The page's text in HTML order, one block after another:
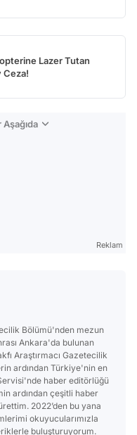
Lazer Tutan
Ceza!
Reklam
Bölümü'nden mezun
Ankara'da bulunan
Araştırmacı Gazetecilik
ardından Türkiye'nin en
haber editörlüğü
ardından çeşitli haber
2022’den bu yana
okuyucularımızla
buluşturuyorum.